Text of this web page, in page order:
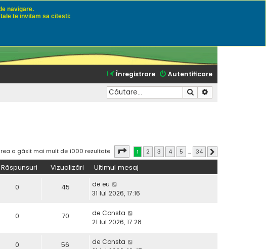
sau momeli naturale
Autentificare
Înregistrare
Căutare
a găsit mai mult de 1000 rezultate Pagina1 din 34
1 2 3 4 5 … 34
Răspunsuri Vizualizări Ultimul mesaj
0 45 de eu
31 Iul 2026, 17:16
0 70 de Consta
21 Iul 2026, 17:28
0 56 de Consta
navigare.
te invitam sa citesti: